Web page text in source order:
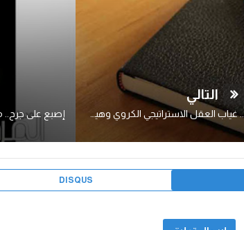
التالي
إصبع على جرح..
DISQUS